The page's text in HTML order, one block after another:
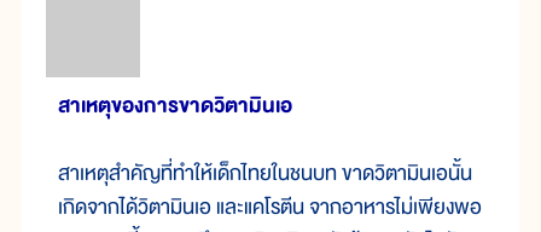
สาเหตุของการขาดวิตามินเอ
สาเหตุสำคัญที่ทำให้เด็กไทยในชนบท ขาดวิตามินเอนั้น
เกิดจากได้วิตามินเอ และแคโรตีน จากอาหารไม่เพียงพอ